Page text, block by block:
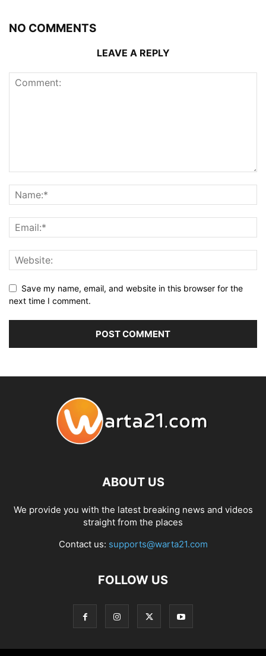
NO COMMENTS
LEAVE A REPLY
Save my name, email, and website in this browser for the
next time I comment.
ABOUT US
We provide you with the latest breaking news and videos
straight from the places
Contact us: supports@warta21.com
FOLLOW US